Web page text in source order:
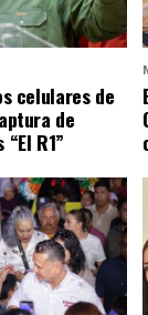
celulares de
de
R1”